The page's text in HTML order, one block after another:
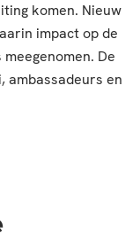
komen. Nieuw
impact op de
De
ambassadeurs en